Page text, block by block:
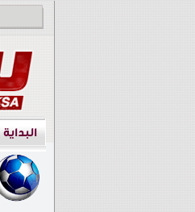
البداية